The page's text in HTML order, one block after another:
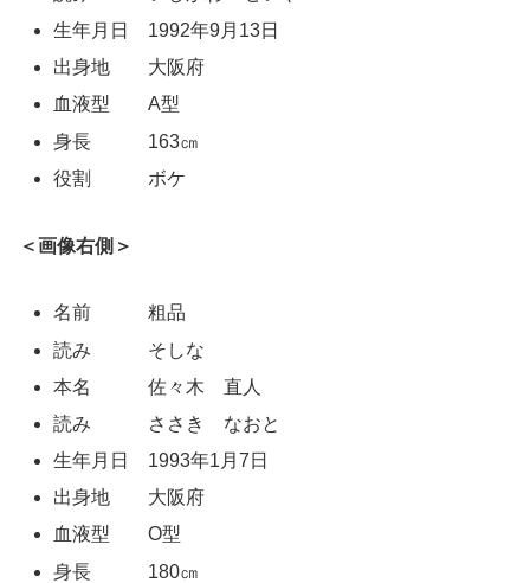
生年月日 1992年9月13日
出身地 大阪府
血液型 A型
身長 163㎝
役割 ボケ
＜画像右側＞
名前 粗品
読み そしな
本名 佐々木 直人
読み ささき なおと
生年月日 1993年1月7日
出身地 大阪府
血液型 O型
身長 180㎝